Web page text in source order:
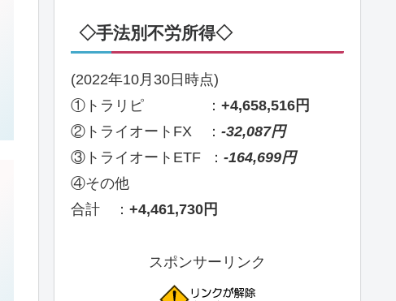
◇手法別不労所得◇
(2022年10月30日時点)
①トラリピ ： +4,658,516円
②トライオートFX ： -32,087円
③トライオートETF ： -164,699円
④その他
合計 ： +4,461,730円
スポンサーリンク